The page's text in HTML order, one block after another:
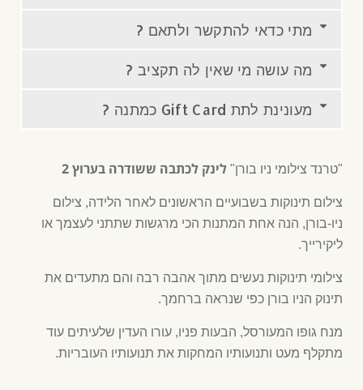
מתי כדאי להתקשר ולתאם ?
מה עושה מי שאין לה תקציב ?
מעונינת לתת Gift Card כמתנה ?
"טרנד צילומי ניו בורן" לינק לכתבה ששודרה בערוץ 2
צילום תינוקות בשבועיים הראשונים לאחר הלידה, צילום
ניו-בורן, הנה אחת המתנות הכי מרגשות שתתני לעצמך או
ליקירייך.
צילומי תינוקות נעשים מתוך אהבה רבה והם מתעדים את
תינוק הניו בורן כפי שנראה ברחמך.
מנח גופו המעורסל, הבעות פניו, עורו העדין שלעיתים עוד
מתקלף מעט ותנועותיו המחקות את תנועותיו העובריות.